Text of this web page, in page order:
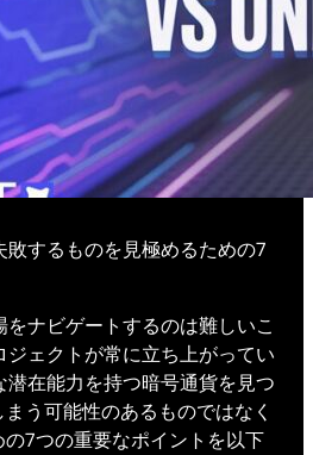
するものを見極めるための7
ナビゲートするのは難しいこ
ジェクトが常に立ち上がってい
潜在能力を持つ暗号通貨を見つ
う可能性のあるものではなく
7つの重要なポイントを以下